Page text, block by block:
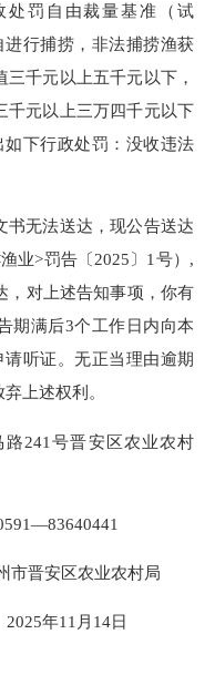
罚自由裁量基准（试
行捕捞，非法捕捞渔获
千元以上五千元以下，
千元以上三万四千元以下
下行政处罚：没收违法
无法送达，现公告送达
业>罚告〔2025〕1号）,
，对上述告知事项，你有
期满后3个工作日内向本
听证。无正当理由逾期
上述权利。
241号晋安区农业农村
0591—83640441
市晋安区农业农村局
2025年11月14日